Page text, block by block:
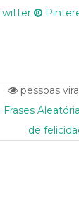
pessoas
Frases
de